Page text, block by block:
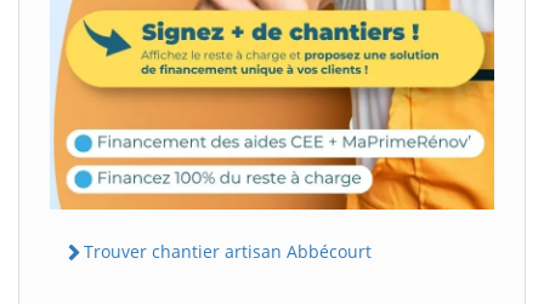
Trouver chantier artisan Abbécourt